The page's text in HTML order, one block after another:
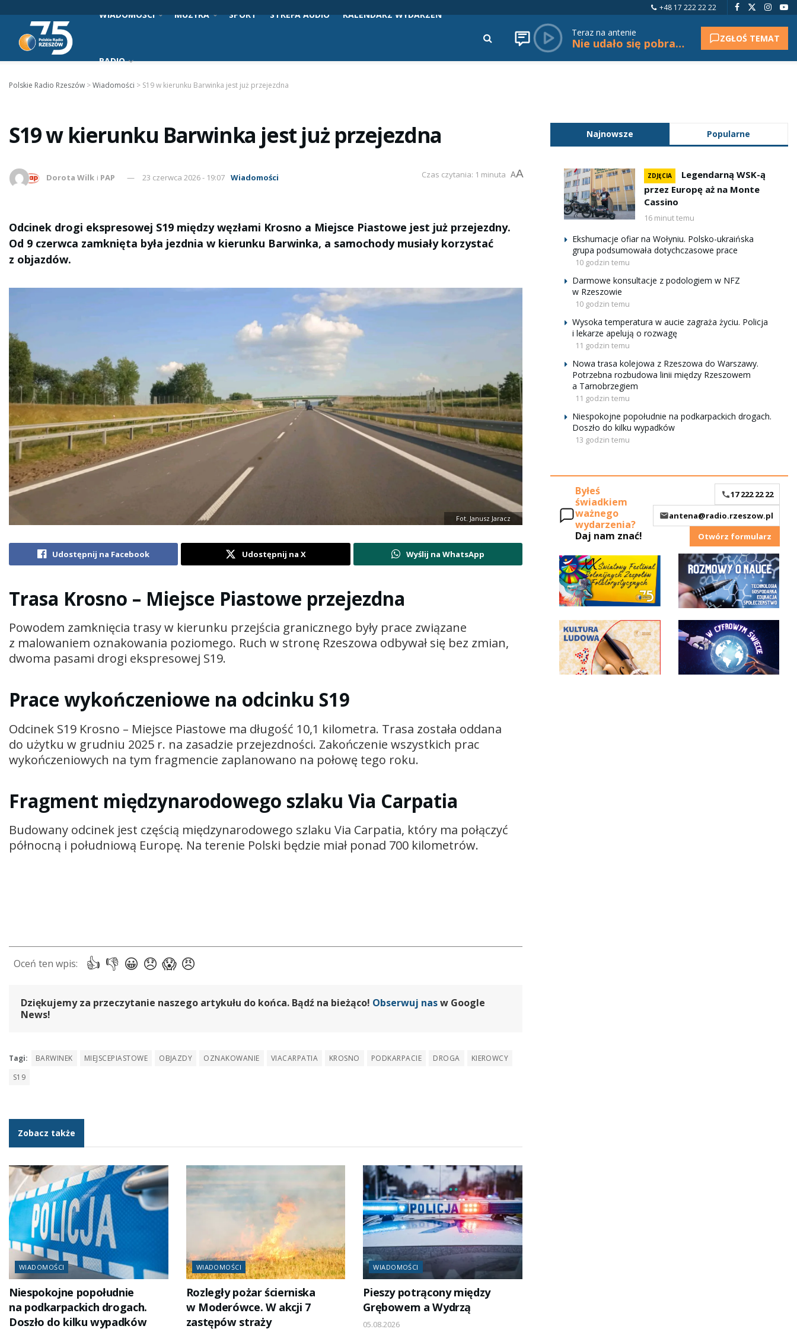
+48 17 222 22 22
WIADOMOŚCI MUZYKA SPORT STREFA AUDIO KALENDARZ WYDARZEŃ
RADIO
Teraz na antenie
Nie udało się pobrać tytułu. ZGŁOŚ TEMAT
Polskie Radio Rzeszów >Wiadomości > S19 w kierunku Barwinka jest już przejezdna
S19 w kierunku Barwinka jest już przejezdna
Dorota Wilk i PAP 23 czerwca 2026 - 19:07 Wiadomości Czas czytania: 1 minuta AA
Odcinek drogi ekspresowej S19 między węzłami Krosno a Miejsce Piastowe jest już przejezdny.
Od 9 czerwca zamknięta była jezdnia w kierunku Barwinka, a samochody musiały korzystać
z objazdów.
Fot. Janusz Jaracz
Udostępnij na Facebook Udostępnij na X Wyślij na WhatsApp
Trasa Krosno – Miejsce Piastowe przejezdna
Powodem zamknięcia trasy w kierunku przejścia granicznego były prace związane
z malowaniem oznakowania poziomego. Ruch w stronę Rzeszowa odbywał się bez zmian,
dwoma pasami drogi ekspresowej S19.
Prace wykończeniowe na odcinku S19
Odcinek S19 Krosno – Miejsce Piastowe ma długość 10,1 kilometra. Trasa została oddana
do użytku w grudniu 2025 r. na zasadzie przejezdności. Zakończenie wszystkich prac
wykończeniowych na tym fragmencie zaplanowano na połowę tego roku.
Fragment międzynarodowego szlaku Via Carpatia
Budowany odcinek jest częścią międzynarodowego szlaku Via Carpatia, który ma połączyć
północną i południową Europę. Na terenie Polski będzie miał ponad 700 kilometrów.
Dziękujemy za przeczytanie naszego artykułu do końca. Bądź na bieżąco! Obserwuj nasw Google
News!
Tagi: BARWINEK MIEJSCEPIASTOWE OBJAZDY OZNAKOWANIE VIACARPATIA KROSNO PODKARPACIE DROGA
KIEROWCY
S19
Zobacz także
WIADOMOŚCI
Niespokojne popołudnie
na podkarpackich drogach.
Doszło do kilku wypadków
WIADOMOŚCI
Rozległy pożar ścierniska
w Moderówce. W akcji 7
zastępów straży
WIADOMOŚCI
Pieszy potrącony między
Grębowem a Wydrzą
05.08.2026
Najnowsze Popularne
ZDJĘCIA
Legendarną WSK-ą
przez Europę aż na Monte
Cassino
16 minut temu
Ekshumacje ofiar na Wołyniu. Polsko-ukraińska
grupa podsumowała dotychczasowe prace
10 godzin temu
Darmowe konsultacje z podologiem w NFZ
w Rzeszowie
10 godzin temu
Wysoka temperatura w aucie zagraża życiu. Policja
i lekarze apelują o rozwagę
11 godzin temu
Nowa trasa kolejowa z Rzeszowa do Warszawy.
Potrzebna rozbudowa linii między Rzeszowem
a Tarnobrzegiem
11 godzin temu
Niespokojne popołudnie na podkarpackich drogach.
Doszło do kilku wypadków
13 godzin temu
Byłeś
świadkiem
ważnego
wydarzenia?
Daj nam znać!
17 222 22 22
antena@radio.rzeszow.pl
Otwórz formularz